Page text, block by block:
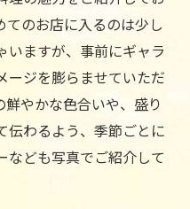
てのお店に入るのは少し
いますが、事前にギャラ
ージを膨らませていただ
やかな色合いや、盛り
伝わるよう、季節ごとに
なども写真でご紹介して